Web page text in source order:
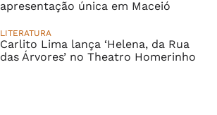
apresentação única em Maceió
LITERATURA
Carlito Lima lança ‘Helena, da Rua
das Árvores’ no Theatro Homerinho